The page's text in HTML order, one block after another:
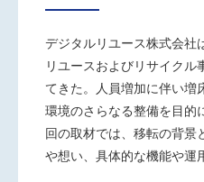
デジタルリユース株式会社
リユースおよびリサイクル
てきた。人員増加に伴い増
環境のさらなる整備を目的
回の取材では、移転の背景
や想い、具体的な機能や運